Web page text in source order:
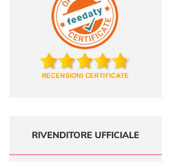
RIVENDITORE UFFICIALE